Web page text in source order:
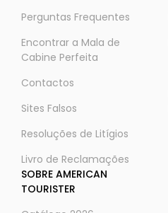
Perguntas Frequentes
Encontrar a Mala de
Cabine Perfeita
Contactos
Sites Falsos
Resoluções de Litígios
Livro de Reclamações
SOBRE AMERICAN
TOURISTER